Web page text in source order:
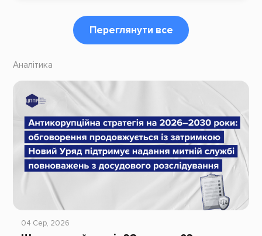
Переглянути все
Аналітика
04 Сер, 2026